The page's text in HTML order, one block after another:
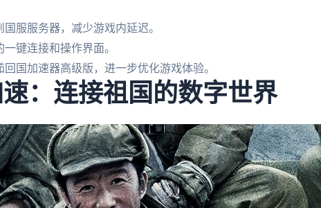
服服务器，减少游戏内延迟。
键连接和操作界面。
国加速器高级版，进一步优化游戏体验。
：连接祖国的数字世界